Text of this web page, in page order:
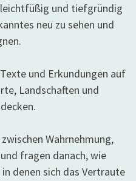
und tiefgründig
neu zu sehen und
und Erkundungen auf
Landschaften und
Wahrnehmung,
fragen danach, wie
denen sich das Vertraute